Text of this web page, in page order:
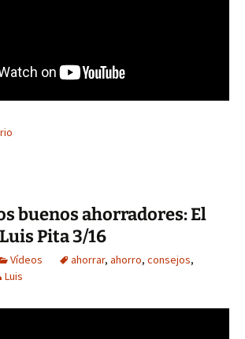
buenos ahorradores: El
Pita 3/16
Vídeos ahorrar, ahorro, consejos,
Luis